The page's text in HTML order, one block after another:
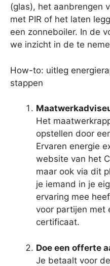
(glas), het aanbrengen
met PIR of het laten
een zonneboiler. In de
we inzicht in de te
How-to: uitleg
stappen
Het
opstellen door
Ervaren energie
website van het
maar ook via dit
je iemand in je
ervaring mee
voor partijen met
certificaat.
Doe een offerte
Je betaalt voor